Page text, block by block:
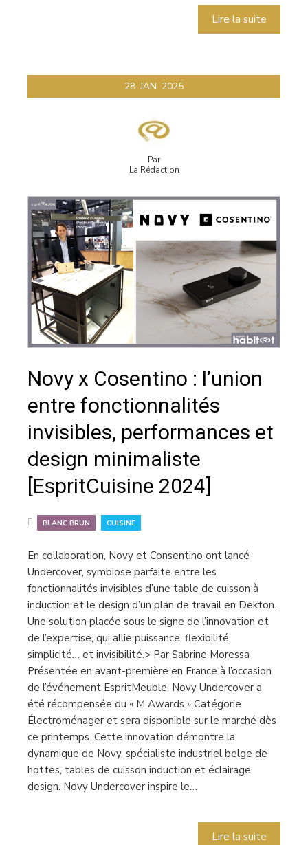
Lire la suite
28 JAN 2025
Par
La Rédaction
Novy x Cosentino : l’union
entre fonctionnalités
invisibles, performances et
design minimaliste
[EspritCuisine 2024]
BLANC BRUN CUISINE
En collaboration, Novy et Consentino ont lancé
Undercover, symbiose parfaite entre les
fonctionnalités invisibles d’une table de cuisson à
induction et le design d’un plan de travail en Dekton.
Une solution placée sous le signe de l’innovation et
de l’expertise, qui allie puissance, flexibilité,
simplicité… et invisibilité.> Par Sabrine Moressa
Présentée en avant-première en France à l’occasion
de l’événement EspritMeuble, Novy Undercover a
été récompensée du « M Awards » Catégorie
Électroménager et sera disponible sur le marché dès
ce printemps. Cette innovation démontre la
dynamique de Novy, spécialiste industriel belge de
hottes, tables de cuisson induction et éclairage
design. Novy Undercover inspire le…
Lire la suite